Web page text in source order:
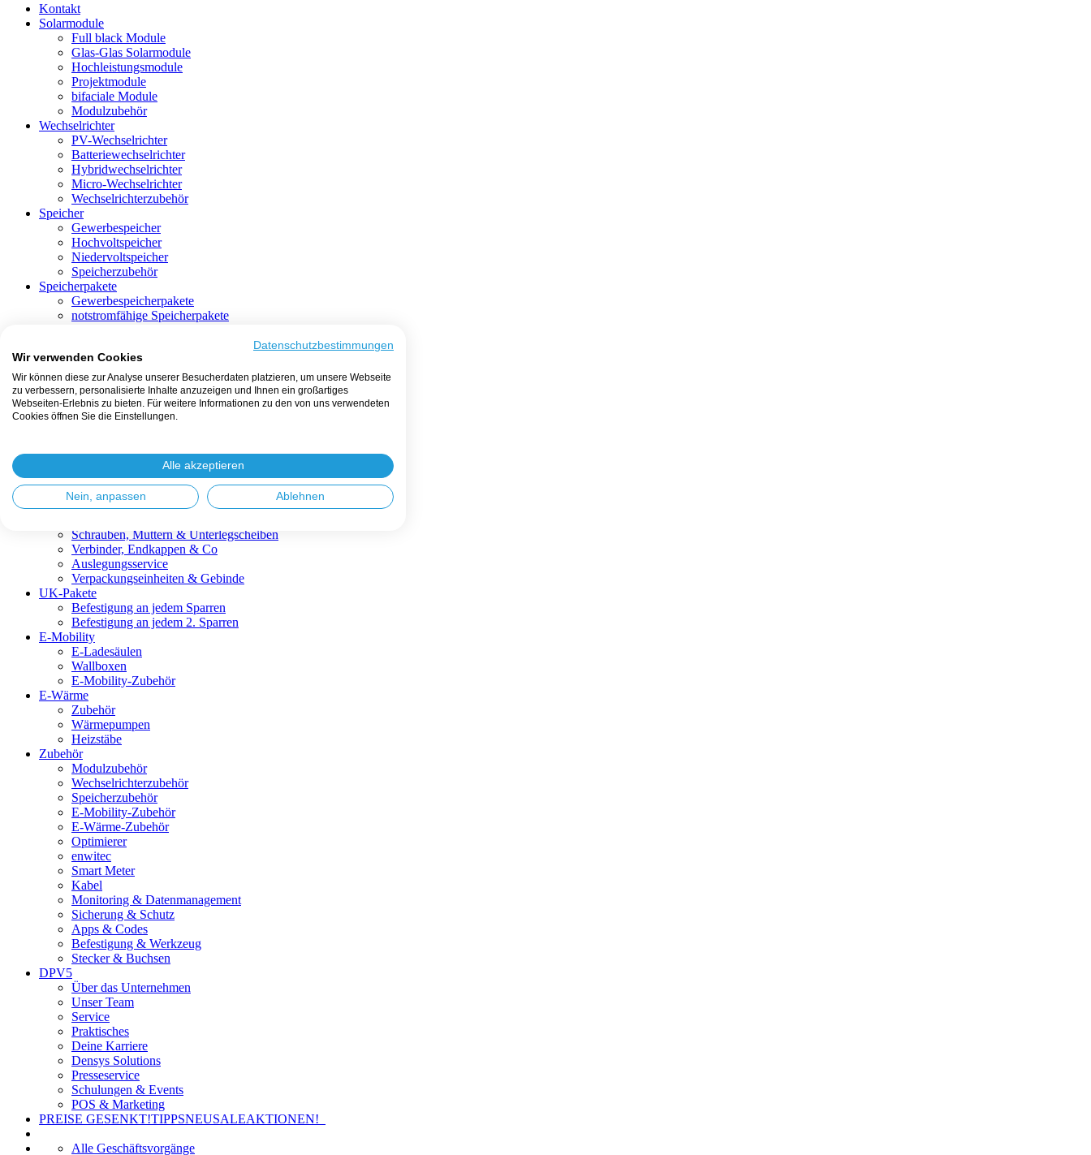
Kontakt
Solarmodule
Full black Module
Glas-Glas Solarmodule
Hochleistungsmodule
Projektmodule
bifaciale Module
Modulzubehör
Wechselrichter
PV-Wechselrichter
Batteriewechselrichter
Hybridwechselrichter
Micro-Wechselrichter
Wechselrichterzubehör
Speicher
Gewerbespeicher
Hochvoltspeicher
Niedervoltspeicher
Speicherzubehör
Speicherpakete
Gewerbespeicherpakete
notstromfähige Speicherpakete
mit Hochvoltspeicher
HEMS-fähige Speicherpakete
mit Niedervoltspeicher
Unterkonstruktion
Aufständerung
Fassadenlösungen
Kabelmanagement
Metalldachplatten
Modulklemmen
Schrauben, Muttern & Unterlegscheiben
Verbinder, Endkappen & Co
Auslegungsservice
Verpackungseinheiten & Gebinde
UK-Pakete
Befestigung an jedem Sparren
Befestigung an jedem 2. Sparren
E-Mobility
E-Ladesäulen
Wallboxen
E-Mobility-Zubehör
E-Wärme
Zubehör
Wärmepumpen
Heizstäbe
Zubehör
Modulzubehör
Wechselrichterzubehör
Speicherzubehör
E-Mobility-Zubehör
E-Wärme-Zubehör
Optimierer
enwitec
Smart Meter
Kabel
Monitoring & Datenmanagement
Sicherung & Schutz
Apps & Codes
Befestigung & Werkzeug
Stecker & Buchsen
DPV5
Über das Unternehmen
Unser Team
Service
Praktisches
Deine Karriere
Densys Solutions
Presseservice
Schulungen & Events
POS & Marketing
PREISE GESENKT!TIPPSNEUSALEAKTIONEN!
Alle Geschäftsvorgänge
Datenschutzbestimmungen
Wir verwenden Cookies
Wir können diese zur Analyse unserer Besucherdaten platzieren, um unsere Webseite
zu verbessern, personalisierte Inhalte anzuzeigen und Ihnen ein großartiges
Webseiten-Erlebnis zu bieten. Für weitere Informationen zu den von uns verwendeten
Cookies öffnen Sie die Einstellungen.
Alle akzeptieren
Nein, anpassen Ablehnen